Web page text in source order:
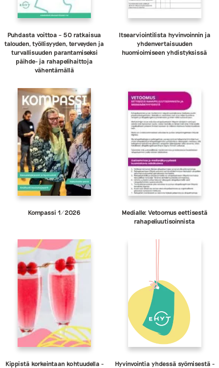
Puhdasta voittoa – 50 ratkaisua
talouden, työllisyyden, terveyden ja
turvallisuuden parantamiseksi
päihde- ja rahapelihaittoja
vähentämällä
Itsearviointilista hyvinvoinnin ja
yhdenvertaisuuden
huomioimiseen yhdistyksissä
Kompassi 1/2026
Medialle: Vetoomus eettisestä
rahapeliuutisoinnista
Kippistä korkeintaan kohtuudella -
Hyvinvointia yhdessä syömisestä -